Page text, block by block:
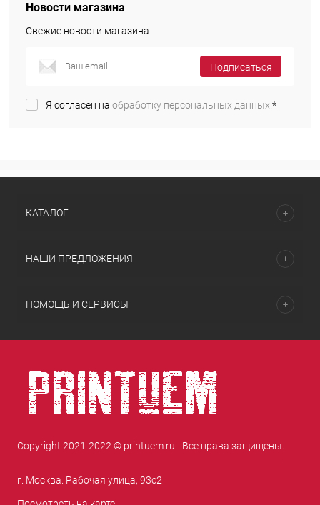
Новости магазина
Свежие новости магазина
Подписаться
Я согласен на обработку персональных данных.*
КАТАЛОГ
НАШИ ПРЕДЛОЖЕНИЯ
ПОМОЩЬ И СЕРВИСЫ
Copyright 2021-2022 © printuem.ru - Все права защищены.
г. Москва. Рабочая улица, 93с2